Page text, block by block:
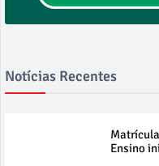
Notícias Recentes
Ensino